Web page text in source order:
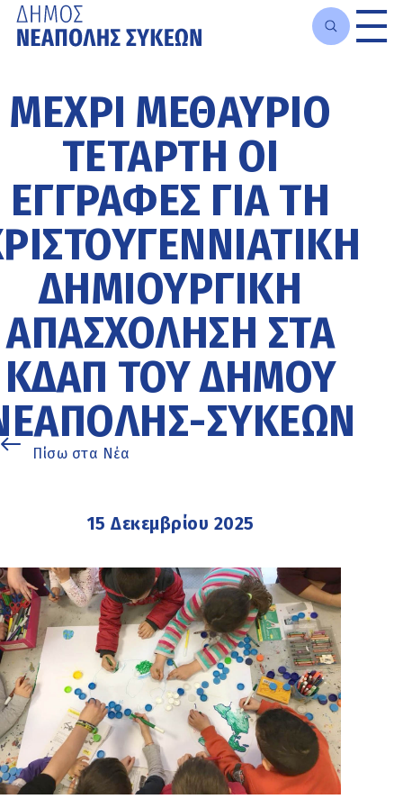
κυρίως
περιεχόμενο
ΜΈΧΡΙ ΜΕΘΑΎΡΙΟ
ΤΕΤΆΡΤΗ ΟΙ
ΕΓΓΡΑΦΈΣ ΓΙΑ ΤΗ
ΔΗΜΙΟΥΡΓΙΚΉ
ΑΠΑΣΧΌΛΗΣΗ ΣΤΑ
ΚΔΑΠ ΤΟΥ ΔΉΜΟΥ
ΣΥΚΕΏΝ
Πίσω στα Νέα
15 Δεκεμβρίου 2025